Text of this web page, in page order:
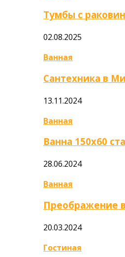
Тумбы с
02.08.2025
Ванная
Сантехника в
13.11.2024
Ванная
Ванна 150х60
28.06.2024
Ванная
Преображение
20.03.2024
Гостиная